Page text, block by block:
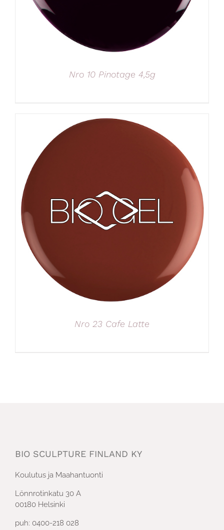
Nro 10 Pinotage 4,5g
Nro 23 Cafe Latte
BIO SCULPTURE FINLAND KY
Koulutus ja Maahantuonti
Lönnrotinkatu 30 A
00180 Helsinki
puh: 0400-218 028